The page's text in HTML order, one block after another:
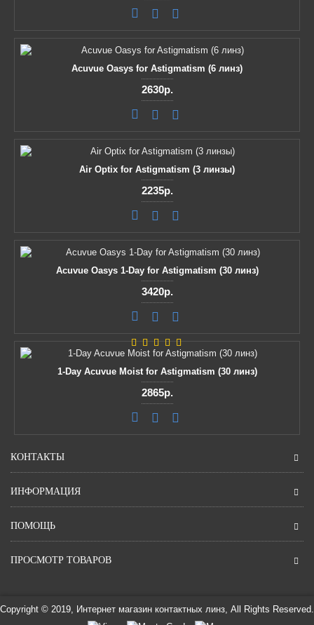
Acuvue Oasys for Astigmatism (6 линз)
2630р.
Air Optix for Astigmatism (3 линзы)
2235р.
Acuvue Oasys 1-Day for Astigmatism (30 линз)
3420р.
1-Day Acuvue Moist for Astigmatism (30 линз)
2865р.
КОНТАКТЫ
ИНФОРМАЦИЯ
ПОМОЩЬ
ПРОСМОТР ТОВАРОВ
Copyright © 2019, Интернет магазин контактных линз, All Rights Reserved.